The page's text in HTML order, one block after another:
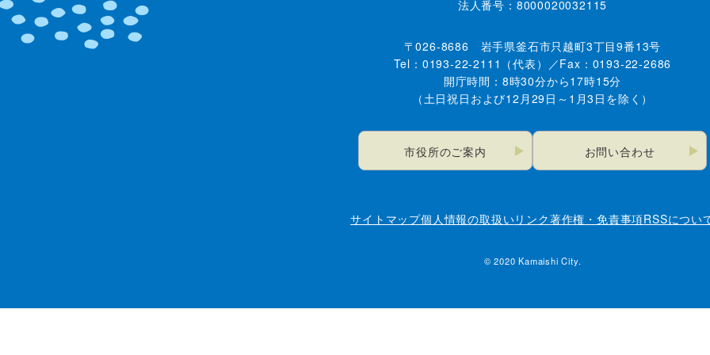
法人番号：8000020032115
〒026-8686 岩手県釜石市只越町3丁目9番13号
Tel：0193-22-2111（代表）／Fax：0193-22-2686
開庁時間：8時30分から17時15分
（土日祝日および12月29日～1月3日を除く）
市役所のご案内 お問い合わせ
サイトマップ個人情報の取扱いリンク著作権・免責事項RSSについ
© 2020 Kamaishi City.